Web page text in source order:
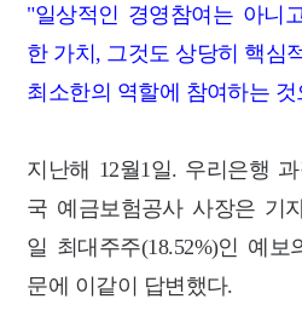
"일상적인 경영참여는 아니
한 가치, 그것도 상당히 핵심
최소한의 역할에 참여하는
지난해 12월1일. 우리은행
국 예금보험공사 사장은 기
일 최대주주(18.52%)인 예
문에 이같이 답변했다.